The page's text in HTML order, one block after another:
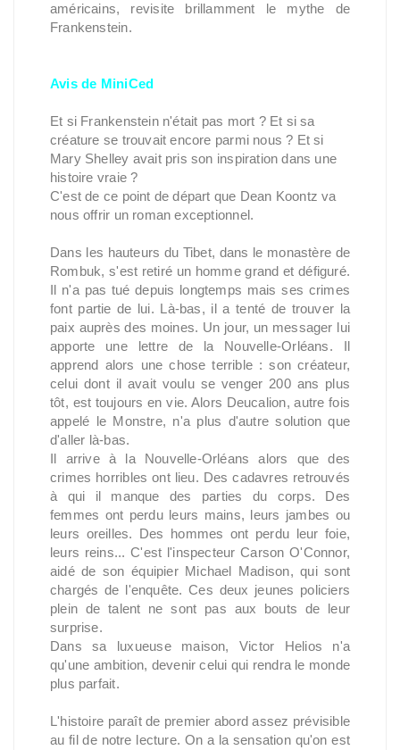
américains, revisite brillamment le mythe de
Frankenstein.
Avis de MiniCed
Et si Frankenstein n'était pas mort ? Et si sa
créature se trouvait encore parmi nous ? Et si
Mary Shelley avait pris son inspiration dans une
histoire vraie ?
C'est de ce point de départ que Dean Koontz va
nous offrir un roman exceptionnel.
Dans les hauteurs du Tibet, dans le monastère de
Rombuk, s'est retiré un homme grand et défiguré.
Il n'a pas tué depuis longtemps mais ses crimes
font partie de lui. Là-bas, il a tenté de trouver la
paix auprès des moines. Un jour, un messager lui
apporte une lettre de la Nouvelle-Orléans. Il
apprend alors une chose terrible : son créateur,
celui dont il avait voulu se venger 200 ans plus
tôt, est toujours en vie. Alors Deucalion, autre fois
appelé le Monstre, n'a plus d'autre solution que
d'aller là-bas.
Il arrive à la Nouvelle-Orléans alors que des
crimes horribles ont lieu. Des cadavres retrouvés
à qui il manque des parties du corps. Des
femmes ont perdu leurs mains, leurs jambes ou
leurs oreilles. Des hommes ont perdu leur foie,
leurs reins... C'est l'inspecteur Carson O'Connor,
aidé de son équipier Michael Madison, qui sont
chargés de l'enquête. Ces deux jeunes policiers
plein de talent ne sont pas aux bouts de leur
surprise.
Dans sa luxueuse maison, Victor Helios n'a
qu'une ambition, devenir celui qui rendra le monde
plus parfait.
L'histoire paraît de premier abord assez prévisible
au fil de notre lecture. On a la sensation qu'on est